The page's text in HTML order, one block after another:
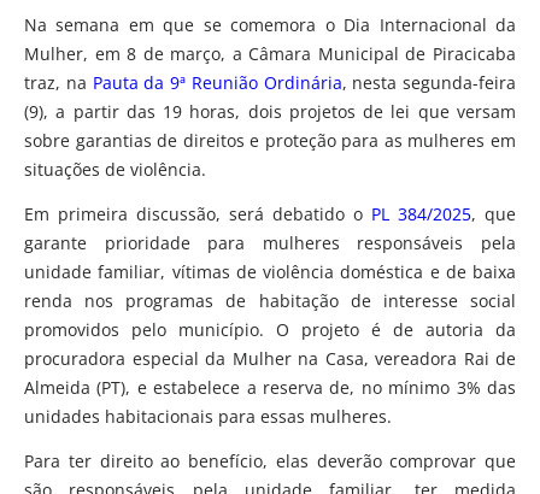
Na semana em que se comemora o Dia Internacional da
Mulher, em 8 de março, a Câmara Municipal de Piracicaba
traz, na Pauta da 9ª Reunião Ordinária, nesta segunda-feira
(9), a partir das 19 horas, dois projetos de lei que versam
sobre garantias de direitos e proteção para as mulheres em
situações de violência.
Em primeira discussão, será debatido o PL 384/2025, que
garante prioridade para mulheres responsáveis pela
unidade familiar, vítimas de violência doméstica e de baixa
renda nos programas de habitação de interesse social
promovidos pelo município. O projeto é de autoria da
procuradora especial da Mulher na Casa, vereadora Rai de
Almeida (PT), e estabelece a reserva de, no mínimo 3% das
unidades habitacionais para essas mulheres.
Para ter direito ao benefício, elas deverão comprovar que